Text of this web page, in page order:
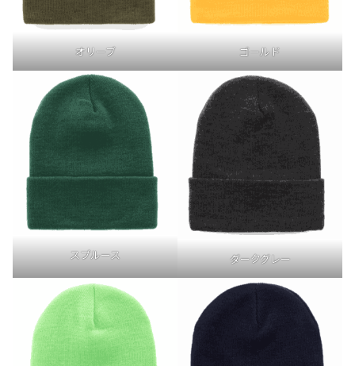
オリーブ ゴールド
スプルース ダークグレー